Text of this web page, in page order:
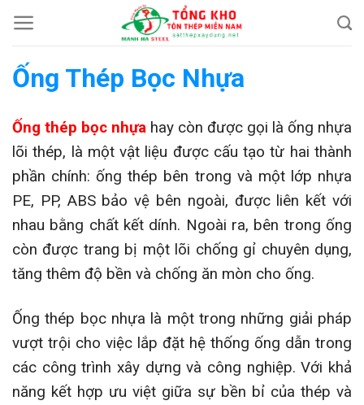
Chuyển
đến
dung
Ống Thép Bọc Nhựa
Ống thép bọc nhựa hay còn được gọi là ống nhựa
lõi thép, là một vật liệu được cấu tạo từ hai thành
phần chính: ống thép bên trong và một lớp nhựa
PE, PP, ABS bảo vệ bên ngoài, được liên kết với
nhau bằng chất kết dính. Ngoài ra, bên trong ống
còn được trang bị một lõi chống gỉ chuyên dụng,
tăng thêm độ bền và chống ăn mòn cho ống.
Ống thép bọc nhựa là một trong những giải pháp
vượt trội cho việc lắp đặt hệ thống ống dẫn trong
các công trình xây dựng và công nghiệp. Với khả
năng kết hợp ưu việt giữa sự bền bỉ của thép và